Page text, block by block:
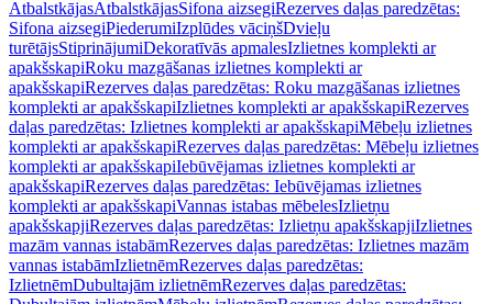
AtbalstkājasAtbalstkājasSifona aizsegiRezerves daļas paredzētas:
Sifona aizsegiPiederumiIzplūdes vāciņšDvieļu
turētājsStiprinājumiDekoratīvās apmalesIzlietnes komplekti ar
apakšskapiRoku mazgāšanas izlietnes komplekti ar
apakšskapiRezerves daļas paredzētas: Roku mazgāšanas izlietnes
komplekti ar apakšskapiIzlietnes komplekti ar apakšskapiRezerves
daļas paredzētas: Izlietnes komplekti ar apakšskapiMēbeļu izlietnes
komplekti ar apakšskapiRezerves daļas paredzētas: Mēbeļu izlietnes
komplekti ar apakšskapiIebūvējamas izlietnes komplekti ar
apakšskapiRezerves daļas paredzētas: Iebūvējamas izlietnes
komplekti ar apakšskapiVannas istabas mēbelesIzlietņu
apakšskapjiRezerves daļas paredzētas: Izlietņu apakšskapjiIzlietnes
mazām vannas istabāmRezerves daļas paredzētas: Izlietnes mazām
vannas istabāmIzlietnēmRezerves daļas paredzētas:
IzlietnēmDubultajām izlietnēmRezerves daļas paredzētas: